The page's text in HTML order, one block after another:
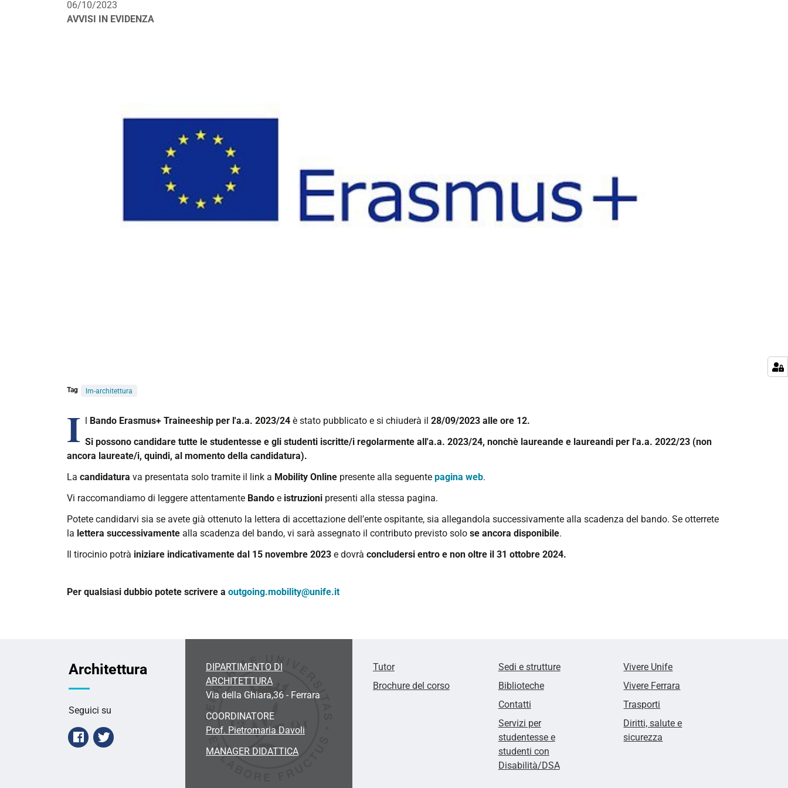
06/10/2023
AVVISI IN EVIDENZA
Tag lm-architettura
I l Bando Erasmus+ Traineeship per l'a.a. 2023/24 è stato pubblicato e si chiuderà il 28/09/2023 alle ore 12.
Si possono candidare tutte le studentesse e gli studenti iscritte/i regolarmente all'a.a. 2023/24, nonchè laureande e laureandi per l'a.a. 2022/23 (non
ancora laureate/i, quindi, al momento della candidatura).
La candidatura va presentata solo tramite il link a Mobility Online presente alla seguente pagina web.
Vi raccomandiamo di leggere attentamente Bando e istruzioni presenti alla stessa pagina.
Potete candidarvi sia se avete già ottenuto la lettera di accettazione dell’ente ospitante, sia allegandola successivamente alla scadenza del bando. Se otterrete
la lettera successivamente alla scadenza del bando, vi sarà assegnato il contributo previsto solo se ancora disponibile.
Il tirocinio potrà iniziare indicativamente dal 15 novembre 2023 e dovrà concludersi entro e non oltre il 31 ottobre 2024.
Per qualsiasi dubbio potete scrivere a outgoing.mobility@unife.it
Architettura
Seguici su
Facebook
Twitter
DIPARTIMENTO DI
ARCHITETTURA
Via della Ghiara,36 - Ferrara
COORDINATORE
Prof. Pietromaria Davoli
MANAGER DIDATTICA
Tutor
Brochure del corso
Sedi e strutture
Biblioteche
Contatti
Servizi per
studentesse e
studenti con
Disabilità/DSA
Vivere Unife
Vivere Ferrara
Trasporti
Diritti, salute e
sicurezza